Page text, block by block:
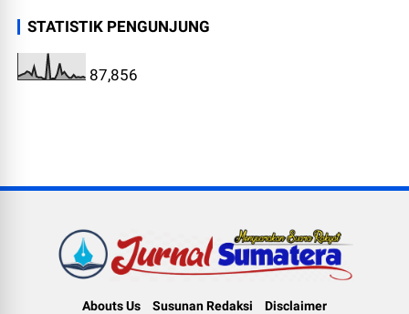
STATISTIK PENGUNJUNG
87,856
Abouts Us Susunan Redaksi
Disclaimer